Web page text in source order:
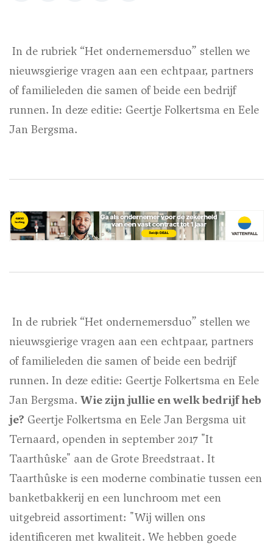
In de rubriek “Het ondernemersduo” stellen we
nieuwsgierige vragen aan een echtpaar, partners
of familieleden die samen of beide een bedrijf
runnen. In deze editie: Geertje Folkertsma en Eele
Jan Bergsma.
In de rubriek “Het ondernemersduo” stellen we
nieuwsgierige vragen aan een echtpaar, partners
of familieleden die samen of beide een bedrijf
runnen. In deze editie: Geertje Folkertsma en Eele
Jan Bergsma. Wie zijn jullie en welk bedrijf heb
je? Geertje Folkertsma en Eele Jan Bergsma uit
Ternaard, openden in september 2017 "It
Taarthûske" aan de Grote Breedstraat. It
Taarthûske is een moderne combinatie tussen een
banketbakkerij en een lunchroom met een
uitgebreid assortiment: "Wij willen ons
identificeren met kwaliteit. We hebben goede